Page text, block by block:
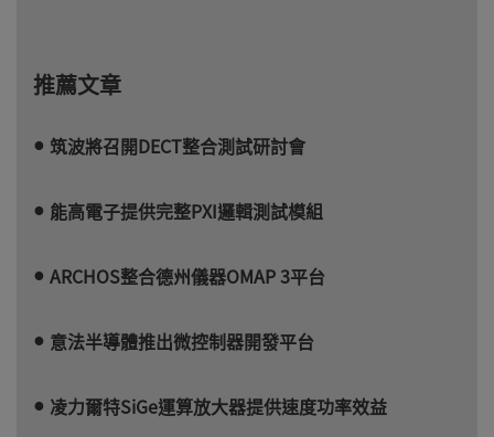
推薦文章
筑波將召開DECT整合測試研討會
能高電子提供完整PXI邏輯測試模組
ARCHOS整合德州儀器OMAP 3平台
意法半導體推出微控制器開發平台
凌力爾特SiGe運算放大器提供速度功率效益